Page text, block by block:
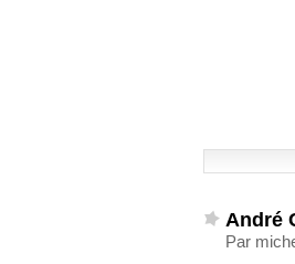
André
Par